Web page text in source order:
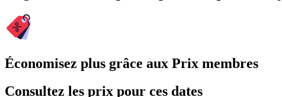
Économisez plus grâce aux Prix membres
Consultez les prix pour ces dates